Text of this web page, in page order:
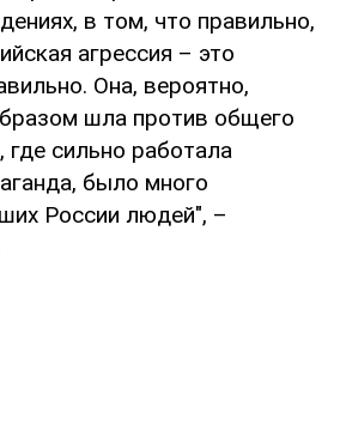
в том, что правильно,
агрессия – это
Она, вероятно,
шла против общего
сильно работала
было много
России людей", –